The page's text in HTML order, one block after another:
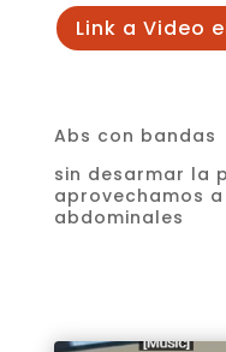
Link a Video
Abs con bandas
sin desarmar la
aprovechamos
abdominales